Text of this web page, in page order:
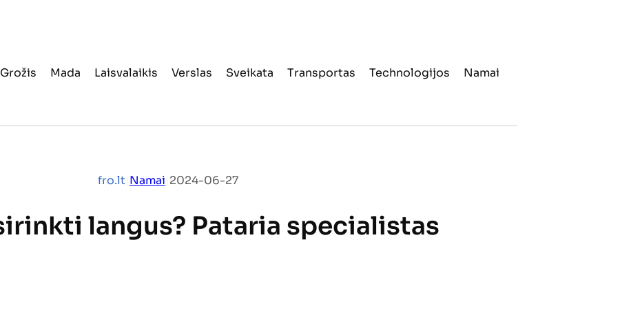
Grožis
Mada Laisvalaikis Verslas Sveikata Transportas Technologijos Namai
fro.lt Namai 2024-06-27
langus? Pataria specialistas